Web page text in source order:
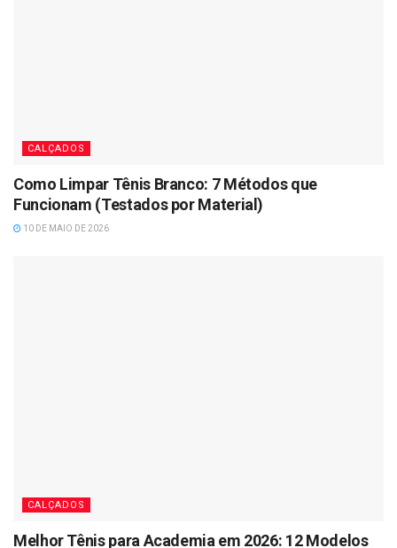
CALÇADOS
Como Limpar Tênis Branco: 7 Métodos que
Funcionam (Testados por Material)
10 DE MAIO DE 2026
CALÇADOS
Melhor Tênis para Academia em 2026: 12 Modelos